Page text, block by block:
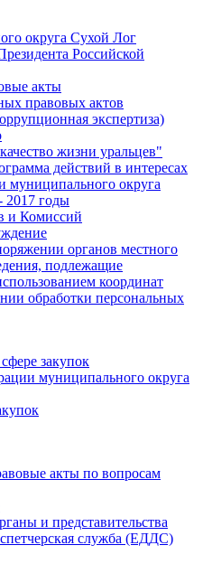
округа Сухой Лог
Российской
акты
правовых актов
экспертиза)
жизни уральцев"
действий в интересах
муниципального округа
2017 годы
и Комиссий
органов местного
подлежащие
координат
обработки персональных
закупок
муниципального округа
акты по вопросам
и представительства
служба (ЕДДС)